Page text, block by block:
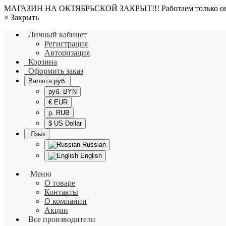
МАГАЗИН НА ОКТЯБРЬСКОЙ ЗАКРЫТ!!! Работаем только
× Закрыть
Личный кабинет
Регистрация
Авторизация
Корзина
Оформить заказ
Валюта руб.
руб. BYN
€ EUR
р. RUB
$ US Dollar
Язык
Russian
English
Меню
О товаре
Контакты
О компании
Акции
Все производители